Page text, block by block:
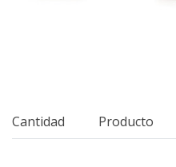
Cantidad Producto